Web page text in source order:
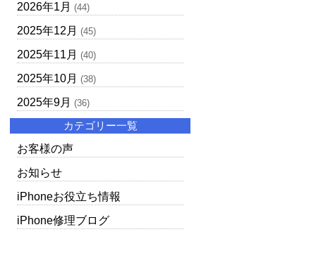
2026年1月 (44)
2025年12月 (45)
2025年11月 (40)
2025年10月 (38)
2025年9月 (36)
カテゴリー一覧
お客様の声
お知らせ
iPhoneお役立ち情報
iPhone修理ブログ